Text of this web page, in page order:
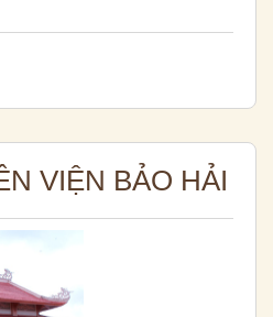
VIỆN BẢO HẢI